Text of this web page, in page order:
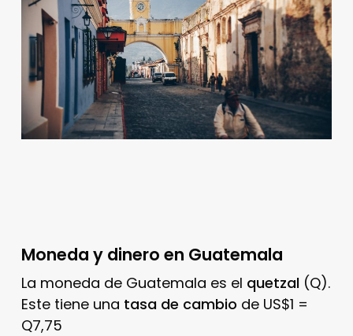
Moneda y dinero en Guatemala
La moneda de Guatemala es el quetzal (Q).
Este tiene una tasa de cambio de US$1 =
Q7,75